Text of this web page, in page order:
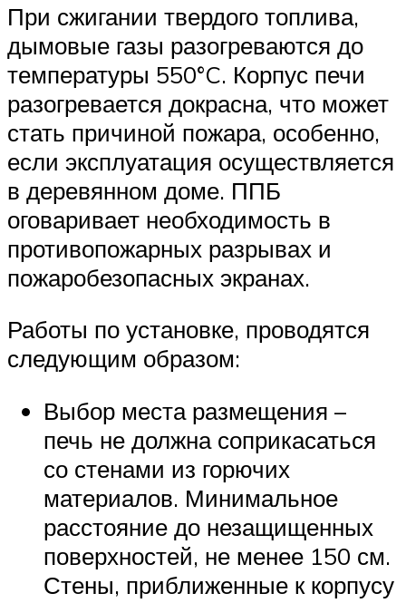
При сжигании твердого топлива,
дымовые газы разогреваются до
температуры 550°C. Корпус печи
разогревается докрасна, что может
стать причиной пожара, особенно,
если эксплуатация осуществляется
в деревянном доме. ППБ
оговаривает необходимость в
противопожарных разрывах и
пожаробезопасных экранах.
Работы по установке, проводятся
следующим образом:
Выбор места размещения –
печь не должна соприкасаться
со стенами из горючих
материалов. Минимальное
расстояние до незащищенных
поверхностей, не менее 150 см.
Стены, приближенные к корпусу